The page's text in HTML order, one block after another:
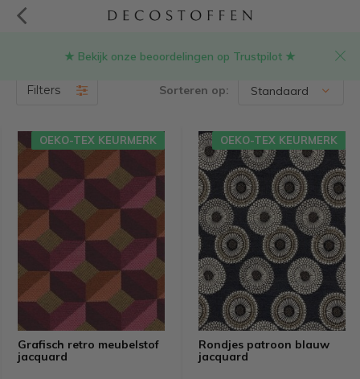
★ Bekijk onze beoordelingen op Trustpilot ★
Retro meubelstoffen(49)
Filters Sorteren op:
Grafisch retro meubelstof
jacquard
OEKO-TEX KEURMERK
Rondjes patroon blauw
jacquard
OEKO-TEX KEURMERK